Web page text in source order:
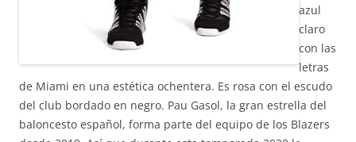
azul
claro
con las
letras
de Miami en una estética ochentera. Es rosa con el escudo
del club bordado en negro. Pau Gasol, la gran estrella del
baloncesto español, forma parte del equipo de los Blazers